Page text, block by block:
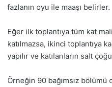
fazlanın oyu ile maaşı belirler.
Eğer ilk toplantıya tüm kat
katılmazsa, ikinci toplantıya
yapılır ve katılanların salt
Örneğin 90 bağımsız